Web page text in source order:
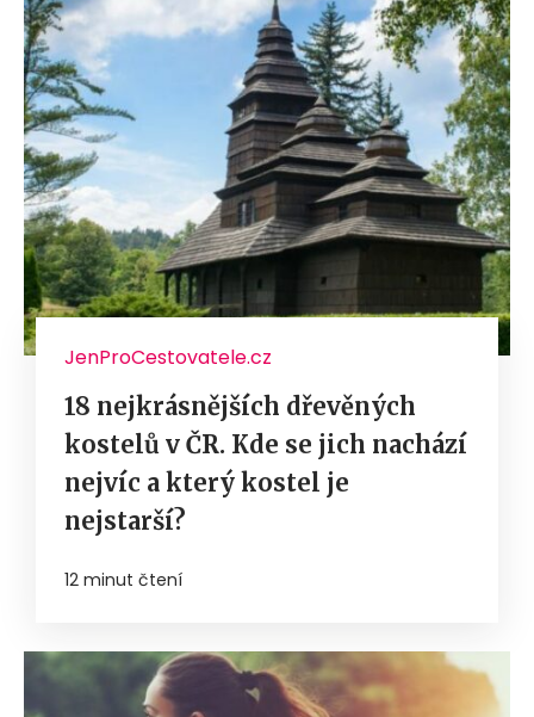
JenProCestovatele.cz
18 nejkrásnějších dřevěných
kostelů v ČR. Kde se jich nachází
nejvíc a který kostel je
nejstarší?
12 minut čtení